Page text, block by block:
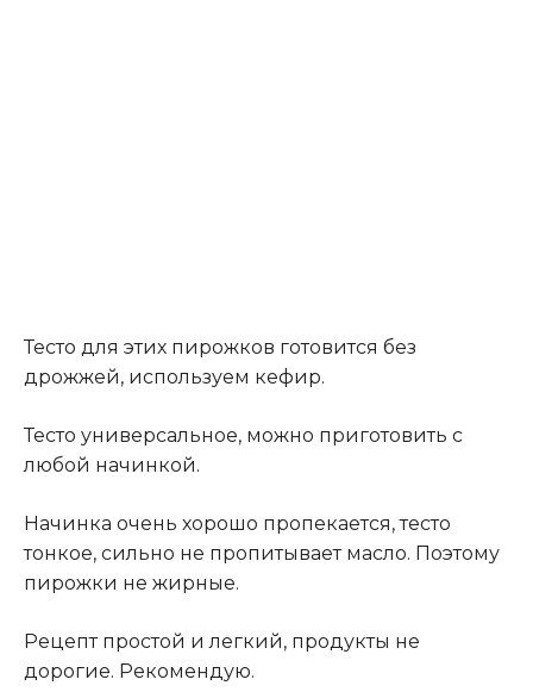
Тесто для этих пирожков готовится без
дрожжей, используем кефир.
Тесто универсальное, можно приготовить с
любой начинкой.
Начинка очень хорошо пропекается, тесто
тонкое, сильно не пропитывает масло. Поэтому
пирожки не жирные.
Рецепт простой и легкий, продукты не
дорогие. Рекомендую.